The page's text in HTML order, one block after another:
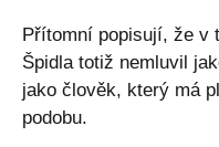
Přítomní popisují, že v
Špidla totiž nemluvil
jako člověk, který má
podobu.